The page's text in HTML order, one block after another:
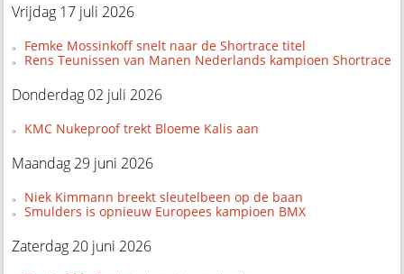
Vrijdag 17 juli 2026
Femke Mossinkoff snelt naar de Shortrace titel
Rens Teunissen van Manen Nederlands kampioen Shortrace
Donderdag 02 juli 2026
KMC Nukeproof trekt Bloeme Kalis aan
Maandag 29 juni 2026
Niek Kimmann breekt sleutelbeen op de baan
Smulders is opnieuw Europees kampioen BMX
Zaterdag 20 juni 2026